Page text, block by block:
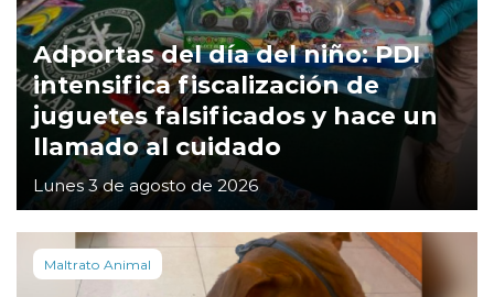
Adportas del día del niño: PDI
intensifica fiscalización de
juguetes falsificados y hace un
llamado al cuidado
Lunes 3 de agosto de 2026
Maltrato Animal